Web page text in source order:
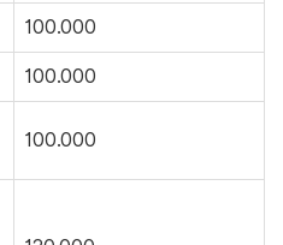
100.000
100.000
100.000